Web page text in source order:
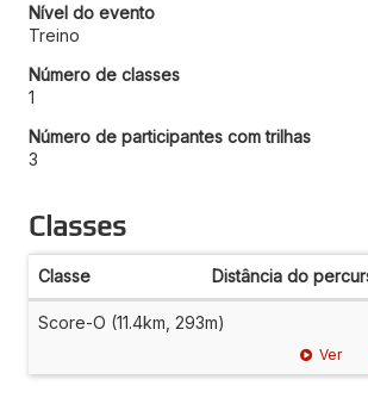
Nível do evento
Treino
Número de classes
1
Número de participantes com trilhas
3
Classes
Classe Distância do
Score-O (11.4km, 293m)
Ver